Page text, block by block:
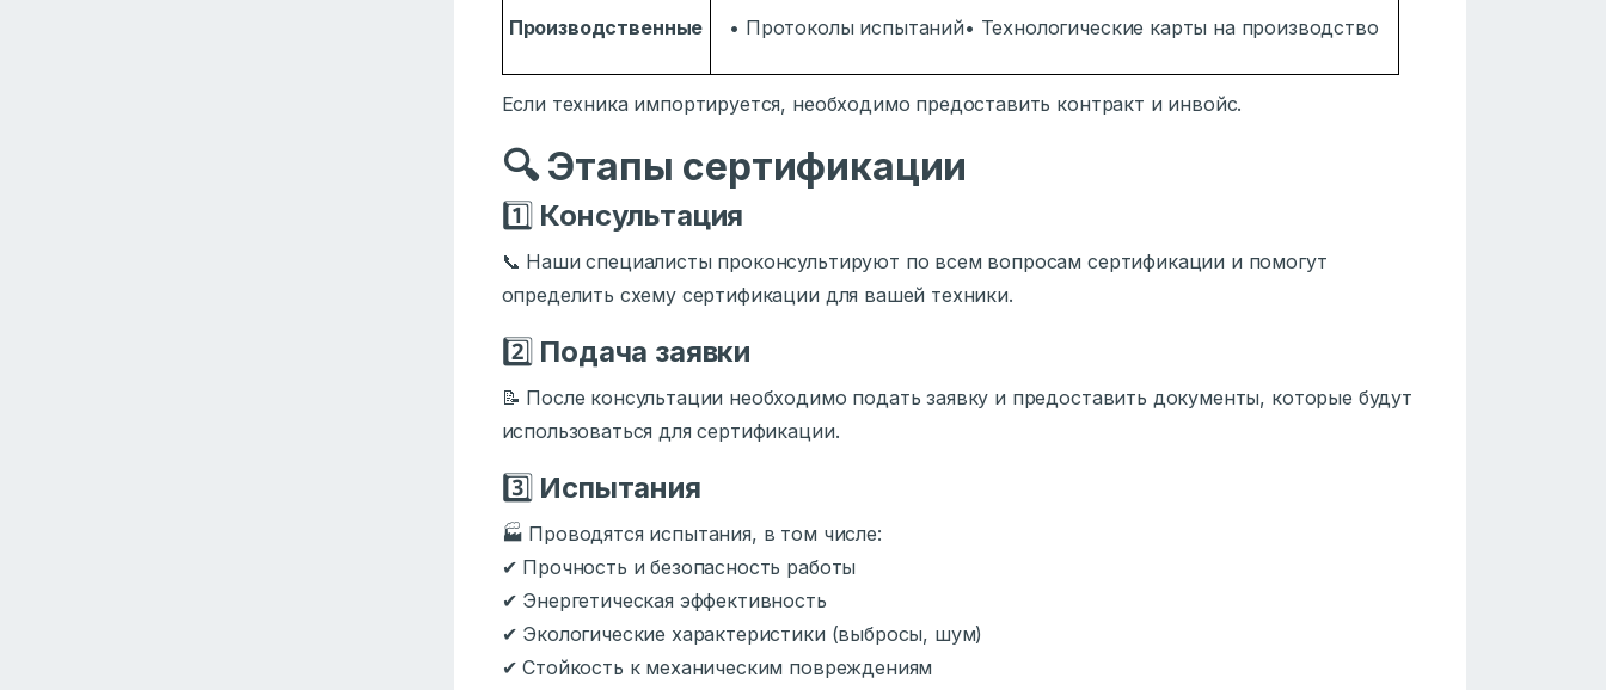
Производственные • Протоколы испытаний• Технологические карты на производство
Если техника импортируется, необходимо предоставить контракт и инвойс.
🔍Этапы сертификации
1️⃣ Консультация
📞 Наши специалисты проконсультируют по всем вопросам сертификации и помогут
определить схему сертификации для вашей техники.
2️⃣ Подача заявки
📝 После консультации необходимо подать заявку и предоставить документы, которые будут
использоваться для сертификации.
3️⃣ Испытания
🏭 Проводятся испытания, в том числе:
✔ Прочность и безопасность работы
✔ Энергетическая эффективность
✔ Экологические характеристики (выбросы, шум)
✔ Стойкость к механическим повреждениям